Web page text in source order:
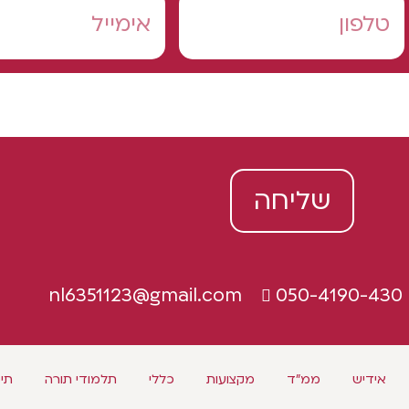
שליחה
050-4190-430
nl6351123@gmail.com
אידיש ממ"ד מקצועות כללי תלמודי תורה